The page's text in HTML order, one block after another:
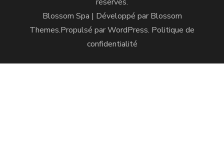
Blossom Spa | Développé par Blossom
Themes.Propulsé parWordPress. Politique de
confidentialité